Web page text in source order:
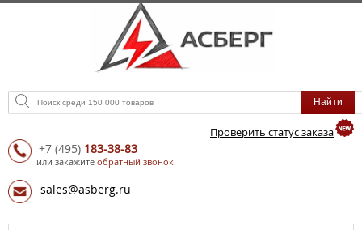
Проверить статус заказа
+7 (495) 183-38-83
или закажите обратный звонок
sales@asberg.ru